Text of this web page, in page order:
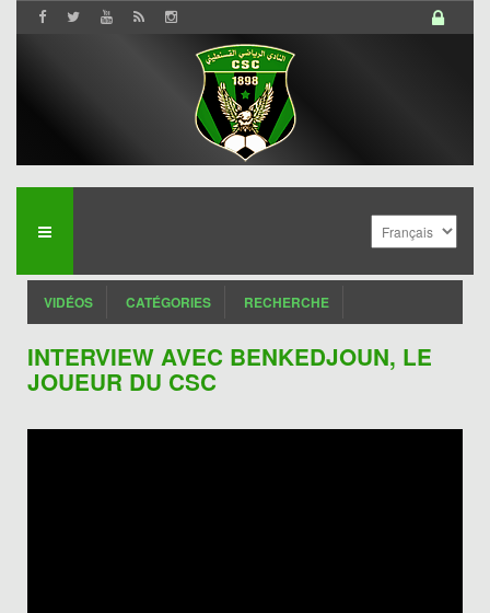
VIDÉOS CATÉGORIES RECHERCHE
INTERVIEW AVEC BENKEDJOUN, LE
JOUEUR DU CSC